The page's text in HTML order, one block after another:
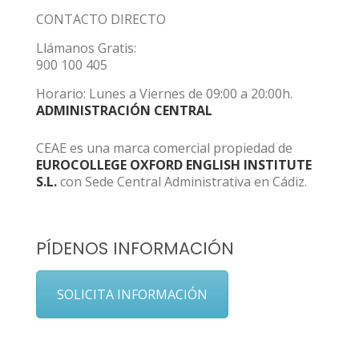
CONTACTO DIRECTO
Llámanos Gratis:
900 100 405
Horario: Lunes a Viernes de 09:00 a 20:00h.
ADMINISTRACIÓN CENTRAL
CEAE es una marca comercial propiedad de
EUROCOLLEGE OXFORD ENGLISH INSTITUTE
S.L.con Sede Central Administrativa en Cádiz.
PÍDENOS INFORMACIÓN
SOLICITA INFORMACIÓN